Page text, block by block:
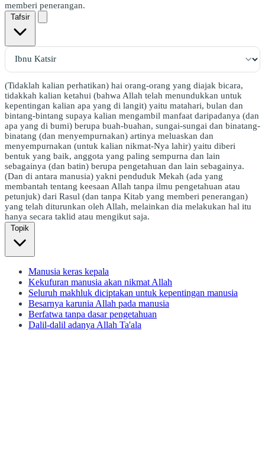
memberi penerangan.
Tafsir
(Tidaklah kalian perhatikan) hai orang-orang yang diajak bicara,
tidakkah kalian ketahui (bahwa Allah telah menundukkan untuk
kepentingan kalian apa yang di langit) yaitu matahari, bulan dan
bintang-bintang supaya kalian mengambil manfaat daripadanya (dan
apa yang di bumi) berupa buah-buahan, sungai-sungai dan binatang-
binatang (dan menyempurnakan) artinya meluaskan dan
menyempurnakan (untuk kalian nikmat-Nya lahir) yaitu diberi
bentuk yang baik, anggota yang paling sempurna dan lain
sebagainya (dan batin) berupa pengetahuan dan lain sebagainya.
(Dan di antara manusia) yakni penduduk Mekah (ada yang
membantah tentang keesaan Allah tanpa ilmu pengetahuan atau
petunjuk) dari Rasul (dan tanpa Kitab yang memberi penerangan)
yang telah diturunkan oleh Allah, melainkan dia melakukan hal itu
hanya secara taklid atau mengikut saja.
Topik
Manusia keras kepala
Kekufuran manusia akan nikmat Allah
Seluruh makhluk diciptakan untuk kepentingan manusia
Besarnya karunia Allah pada manusia
Berfatwa tanpa dasar pengetahuan
Dalil-dalil adanya Allah Ta'ala